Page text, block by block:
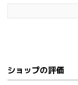
ショップの評価